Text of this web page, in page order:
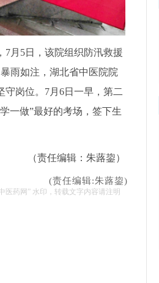
月5日，该院组织防汛救援
雨如注，湖北省中医院院
岗位。7月6日一早，第二
一做”最好的考场，签下生
（责任编辑：朱蕗鋆）
(责任编辑:朱蕗鋆)
医药网” 水印，转载文字内容请注明